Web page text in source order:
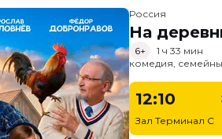
Россия
На
6+
1 ч 33 мин
комедия,
12:10
Зал Терминал C